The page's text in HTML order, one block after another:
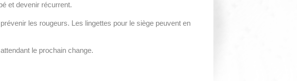
et devenir récurrent.
les rougeurs. Les lingettes pour le siège peuvent en
le prochain change.